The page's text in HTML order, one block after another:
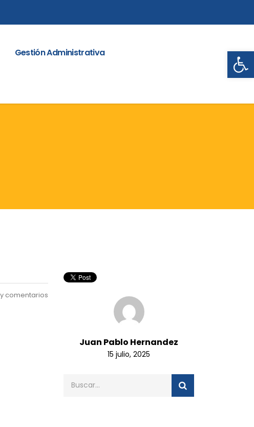
Gestión Administrativa
comentarios
Juan Pablo Hernandez
15 julio, 2025